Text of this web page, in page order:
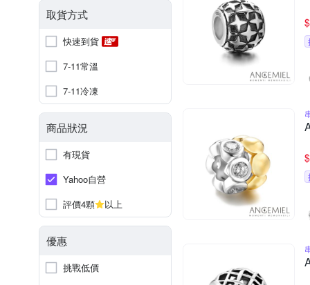
取貨方式
快速到貨
7-11常溫
7-11冷凍
商品狀況
有現貨
Yahoo自營
評價4顆
以上
優惠
挑戰低價
$
$